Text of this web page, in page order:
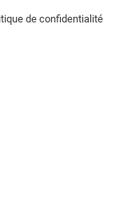
de confidentialité